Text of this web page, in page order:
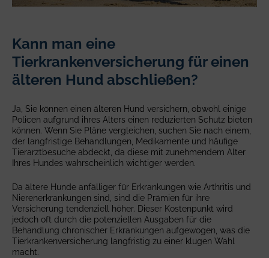
Kann man eine
Tierkrankenversicherung für einen
älteren Hund abschließen?
Ja, Sie können einen älteren Hund versichern, obwohl einige
Policen aufgrund ihres Alters einen reduzierten Schutz bieten
können. Wenn Sie Pläne vergleichen, suchen Sie nach einem,
der langfristige Behandlungen, Medikamente und häufige
Tierarztbesuche abdeckt, da diese mit zunehmendem Alter
Ihres Hundes wahrscheinlich wichtiger werden.
Da ältere Hunde anfälliger für Erkrankungen wie Arthritis und
Nierenerkrankungen sind, sind die Prämien für ihre
Versicherung tendenziell höher. Dieser Kostenpunkt wird
jedoch oft durch die potenziellen Ausgaben für die
Behandlung chronischer Erkrankungen aufgewogen, was die
Tierkrankenversicherung langfristig zu einer klugen Wahl
macht.